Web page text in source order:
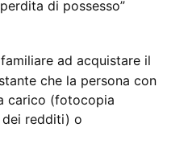
di possesso”
ad acquistare il
che la persona con
carico (fotocopia
dei redditi) o